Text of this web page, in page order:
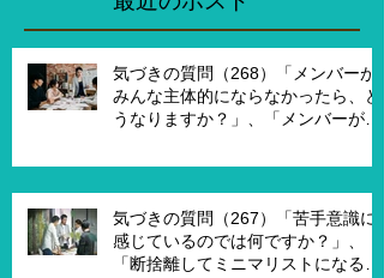
気づきの質問（268）「メンバーが
みんな主体的にならなかったら、ど
うなりますか？」、「メンバーが主
を実現したいですか？」、「XXさん
トを受ければ、主体的になります
か？」
気づきの質問（267）「苦手意識に
感じているのでは何ですか？」、
「断捨離してミニマリストになるの